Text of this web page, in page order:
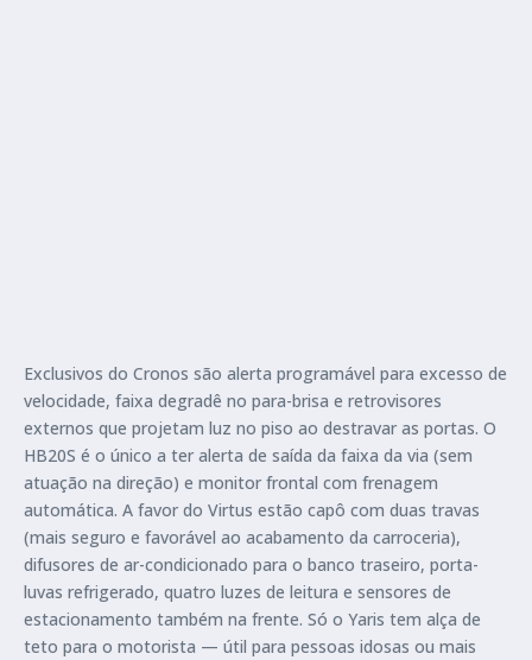
Exclusivos do Cronos são alerta programável para excesso de
velocidade, faixa degradê no para-brisa e retrovisores
externos que projetam luz no piso ao destravar as portas. O
HB20S é o único a ter alerta de saída da faixa da via (sem
atuação na direção) e monitor frontal com frenagem
automática. A favor do Virtus estão capô com duas travas
(mais seguro e favorável ao acabamento da carroceria),
difusores de ar-condicionado para o banco traseiro, porta-
luvas refrigerado, quatro luzes de leitura e sensores de
estacionamento também na frente. Só o Yaris tem alça de
teto para o motorista — útil para pessoas idosas ou mais